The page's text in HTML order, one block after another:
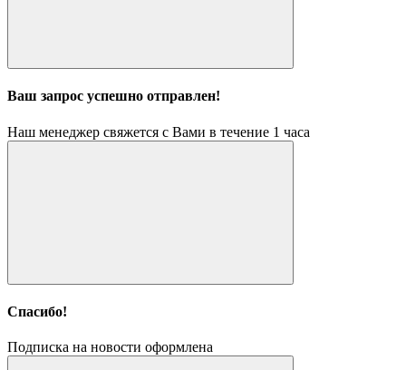
Ваш запрос успешно отправлен!
Наш менеджер свяжется с Вами в течение 1 часа
Спасибо!
Подписка на новости оформлена